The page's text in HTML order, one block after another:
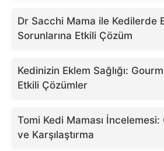
Dr Sacchi Mama ile Kedilerde
Sorunlarına Etkili Çözüm
Kedinizin Eklem Sağlığı:
Etkili Çözümler
Tomi Kedi Maması
ve Karşılaştırma